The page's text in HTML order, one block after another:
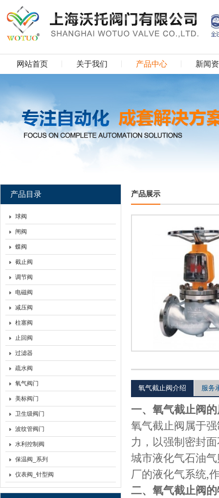
上海沃托阀门有限公司
网站首页 关于我们 产品中心 新闻
产品目录
球阀
闸阀
蝶阀
截止阀
调节阀
电磁阀
减压阀
柱塞阀
止回阀
过滤器
疏水阀
氧气阀门
美标阀门
卫生级阀门
波纹管阀门
水利控制阀
保温阀_系列
仪表阀_针型阀
产品展示
氧气截止阀介绍 服务
一、氧气截止阀
氧气截止阀属于
力，以强制密封
城市液化气石油
厂的液化气系统,
二、氧气截止阀